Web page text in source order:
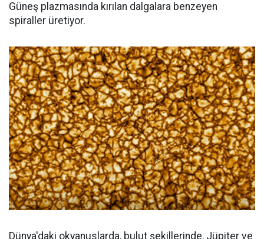
Güneş plazmasında kırılan dalgalara benzeyen
spiraller üretiyor.
Dünya'daki okyanuslarda, bulut şekillerinde, Jüpiter ve